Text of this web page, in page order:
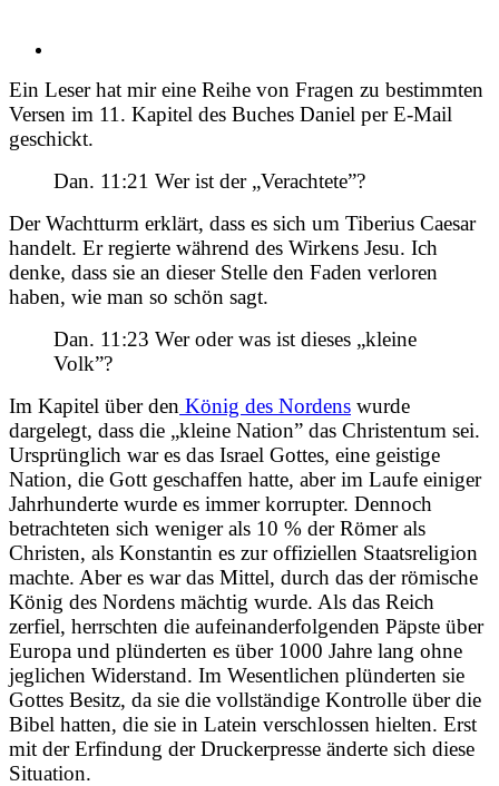
Image
Ein Leser hat mir eine Reihe von Fragen zu bestimmten
Versen im 11. Kapitel des Buches Daniel per E-Mail
geschickt.
Dan. 11:21 Wer ist der „Verachtete”?
Der Wachtturm erklärt, dass es sich um Tiberius Caesar
handelt. Er regierte während des Wirkens Jesu. Ich
denke, dass sie an dieser Stelle den Faden verloren
haben, wie man so schön sagt.
Dan. 11:23 Wer oder was ist dieses „kleine
Volk”?
Im Kapitel über den König des Nordens wurde
dargelegt, dass die „kleine Nation” das Christentum sei.
Ursprünglich war es das Israel Gottes, eine geistige
Nation, die Gott geschaffen hatte, aber im Laufe einiger
Jahrhunderte wurde es immer korrupter. Dennoch
betrachteten sich weniger als 10 % der Römer als
Christen, als Konstantin es zur offiziellen Staatsreligion
machte. Aber es war das Mittel, durch das der römische
König des Nordens mächtig wurde. Als das Reich
zerfiel, herrschten die aufeinanderfolgenden Päpste über
Europa und plünderten es über 1000 Jahre lang ohne
jeglichen Widerstand. Im Wesentlichen plünderten sie
Gottes Besitz, da sie die vollständige Kontrolle über die
Bibel hatten, die sie in Latein verschlossen hielten. Erst
mit der Erfindung der Druckerpresse änderte sich diese
Situation.